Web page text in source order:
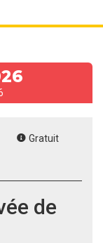
Gratuit
de